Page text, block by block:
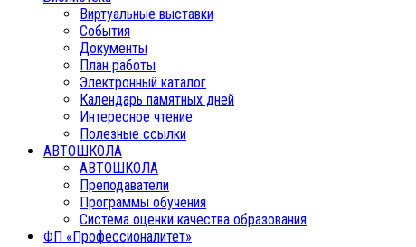
Виртуальные выставки
События
Документы
План работы
Электронный каталог
Календарь памятных дней
Интересное чтение
Полезные ссылки
АВТОШКОЛА
АВТОШКОЛА
Преподаватели
Программы обучения
Система оценки качества образования
ФП «Профессионалитет»